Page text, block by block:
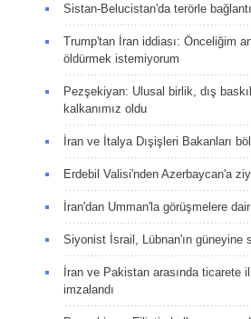
Sistan-Belucistan'da terörle
Trump'tan İran iddiası: Önceliğim
öldürmek istemiyorum
Pezşekiyan: Ulusal birlik, dış
kalkanımız oldu
İran ve İtalya Dışişleri Bakanları
Erdebil Valisi'nden Azerbaycan'a
İran'dan Umman'la görüşmelere
Siyonist İsrail, Lübnan'ın güneyine
İran ve Pakistan arasında ticarete
imzalandı